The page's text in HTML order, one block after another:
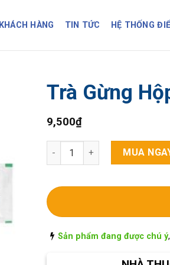
KHÁCH HÀNG TIN TỨC HỆ THỐNG
Trà Gừng
9,500₫
Trà Gừng Hộp 10 túi x3 gói
MUA
Sản phẩm đang được chú ý